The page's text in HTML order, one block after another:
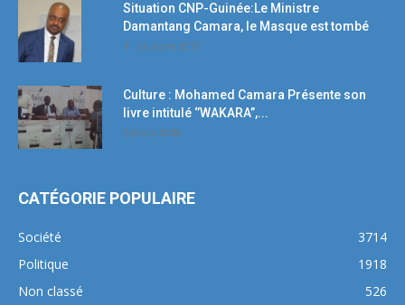
Situation CNP-Guinée:Le Ministre
Damantang Camara, le Masque est tombé
11 octobre 2017
Culture : Mohamed Camara Présente son
livre intitulé ‘’WAKARA’’,...
5 mars 2018
CATÉGORIE POPULAIRE
Société
3714
Politique
1918
Non classé
526